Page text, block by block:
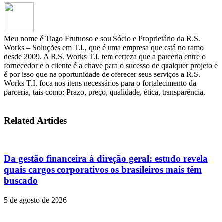
Meu nome é Tiago Frutuoso e sou Sócio e Proprietário da R.S.
Works – Soluções em T.I., que é uma empresa que está no ramo
desde 2009. A R.S. Works T.I. tem certeza que a parceria entre o
fornecedor e o cliente é a chave para o sucesso de qualquer projeto e
é por isso que na oportunidade de oferecer seus serviços a R.S.
Works T.I. foca nos itens necessários para o fortalecimento da
parceria, tais como: Prazo, preço, qualidade, ética, transparência.
Related Articles
Da gestão financeira à direção geral: estudo revela
quais cargos corporativos os brasileiros mais têm
buscado
5 de agosto de 2026